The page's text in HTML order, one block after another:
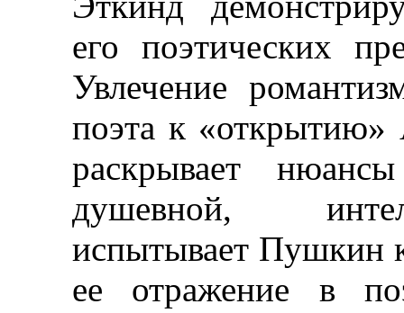
его поэтических
Увлечение
поэта к
раскрывает
душевной,
испытывает Пушкин
ее отражение в